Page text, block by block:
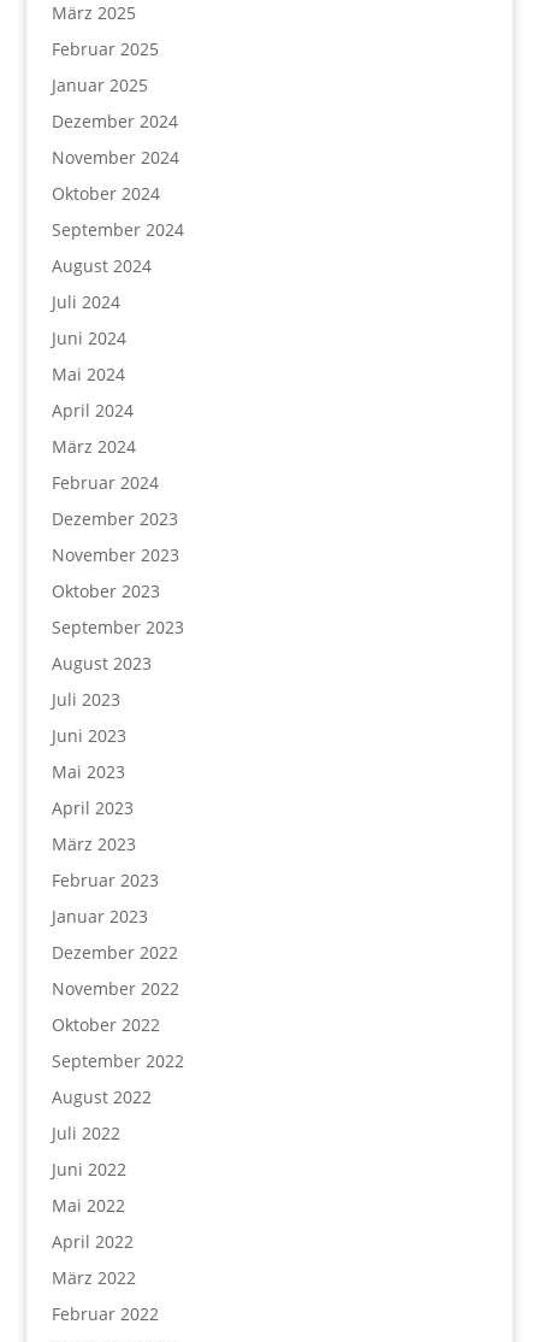
März 2025
Februar 2025
Januar 2025
Dezember 2024
November 2024
Oktober 2024
September 2024
August 2024
Juli 2024
Juni 2024
Mai 2024
April 2024
März 2024
Februar 2024
Dezember 2023
November 2023
Oktober 2023
September 2023
August 2023
Juli 2023
Juni 2023
Mai 2023
April 2023
März 2023
Februar 2023
Januar 2023
Dezember 2022
November 2022
Oktober 2022
September 2022
August 2022
Juli 2022
Juni 2022
Mai 2022
April 2022
März 2022
Februar 2022